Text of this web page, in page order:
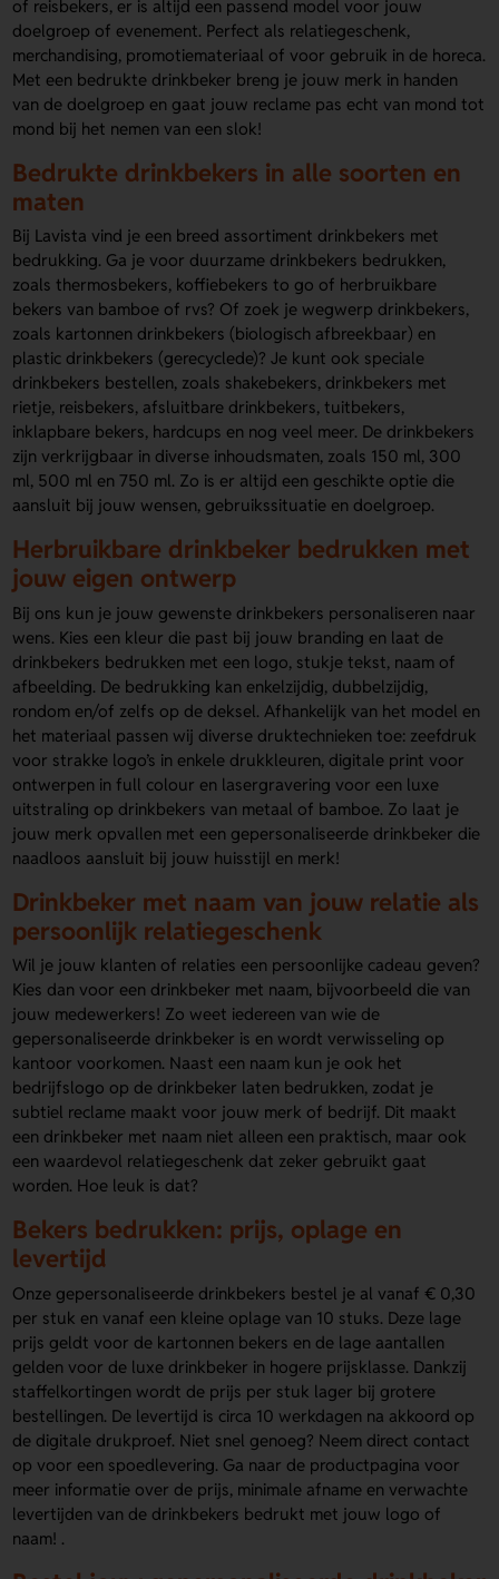
of reisbekers, er is altijd een passend model voor jouw
doelgroep of evenement. Perfect als relatiegeschenk,
merchandising, promotiemateriaal of voor gebruik in de horeca.
Met een bedrukte drinkbeker breng je jouw merk in handen
van de doelgroep en gaat jouw reclame pas echt van mond tot
mond bij het nemen van een slok!
Bedrukte drinkbekers in alle soorten en
maten
Bij Lavista vind je een breed assortiment drinkbekers met
bedrukking. Ga je voor duurzame drinkbekers bedrukken,
zoals thermosbekers, koffiebekers to go of herbruikbare
bekers van bamboe of rvs? Of zoek je wegwerp drinkbekers,
zoals kartonnen drinkbekers (biologisch afbreekbaar) en
plastic drinkbekers (gerecyclede)? Je kunt ook speciale
drinkbekers bestellen, zoals shakebekers, drinkbekers met
rietje, reisbekers, afsluitbare drinkbekers, tuitbekers,
inklapbare bekers, hardcups en nog veel meer. De drinkbekers
zijn verkrijgbaar in diverse inhoudsmaten, zoals 150 ml, 300
ml, 500 ml en 750 ml. Zo is er altijd een geschikte optie die
aansluit bij jouw wensen, gebruikssituatie en doelgroep.
Herbruikbare drinkbeker bedrukken met
jouw eigen ontwerp
Bij ons kun je jouw gewenste drinkbekers personaliseren naar
wens. Kies een kleur die past bij jouw branding en laat de
drinkbekers bedrukken met een logo, stukje tekst, naam of
afbeelding. De bedrukking kan enkelzijdig, dubbelzijdig,
rondom en/of zelfs op de deksel. Afhankelijk van het model en
het materiaal passen wij diverse druktechnieken toe: zeefdruk
voor strakke logo’s in enkele drukkleuren, digitale print voor
ontwerpen in full colour en lasergravering voor een luxe
uitstraling op drinkbekers van metaal of bamboe. Zo laat je
jouw merk opvallen met een gepersonaliseerde drinkbeker die
naadloos aansluit bij jouw huisstijl en merk!
Drinkbeker met naam van jouw relatie als
persoonlijk relatiegeschenk
Wil je jouw klanten of relaties een persoonlijke cadeau geven?
Kies dan voor een drinkbeker met naam, bijvoorbeeld die van
jouw medewerkers! Zo weet iedereen van wie de
gepersonaliseerde drinkbeker is en wordt verwisseling op
kantoor voorkomen. Naast een naam kun je ook het
bedrijfslogo op de drinkbeker laten bedrukken, zodat je
subtiel reclame maakt voor jouw merk of bedrijf. Dit maakt
een drinkbeker met naam niet alleen een praktisch, maar ook
een waardevol relatiegeschenk dat zeker gebruikt gaat
worden. Hoe leuk is dat?
Bekers bedrukken: prijs, oplage en
levertijd
Onze gepersonaliseerde drinkbekers bestel je al vanaf € 0,30
per stuk en vanaf een kleine oplage van 10 stuks. Deze lage
prijs geldt voor de kartonnen bekers en de lage aantallen
gelden voor de luxe drinkbeker in hogere prijsklasse. Dankzij
staffelkortingen wordt de prijs per stuk lager bij grotere
bestellingen. De levertijd is circa 10 werkdagen na akkoord op
de digitale drukproef. Niet snel genoeg? Neem direct contact
op voor een spoedlevering. Ga naar de productpagina voor
meer informatie over de prijs, minimale afname en verwachte
levertijden van de drinkbekers bedrukt met jouw logo of
naam! .